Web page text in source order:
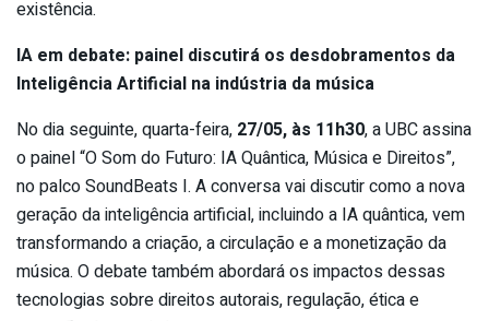
existência.
IA em debate: painel discutirá os desdobramentos da
Inteligência Artificial na indústria da música
No dia seguinte, quarta-feira, 27/05, às 11h30, a UBC assina
o painel “O Som do Futuro: IA Quântica, Música e Direitos”,
no palco SoundBeats I. A conversa vai discutir como a nova
geração da inteligência artificial, incluindo a IA quântica, vem
transformando a criação, a circulação e a monetização da
música. O debate também abordará os impactos dessas
tecnologias sobre direitos autorais, regulação, ética e